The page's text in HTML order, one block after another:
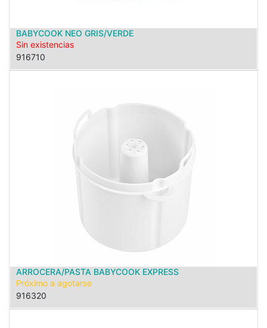
BABYCOOK NEO GRIS/VERDE
Sin existencias
916710
ARROCERA/PASTA BABYCOOK EXPRESS
Próximo a agotarse
916320